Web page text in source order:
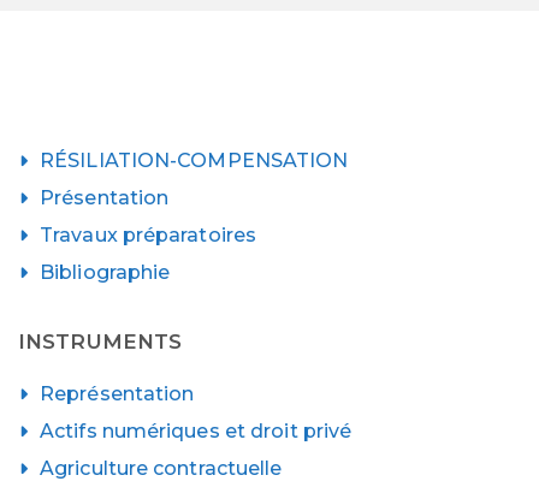
RÉSILIATION-COMPENSATION
Présentation
Travaux préparatoires
Bibliographie
INSTRUMENTS
Représentation
Actifs numériques et droit privé
Agriculture contractuelle